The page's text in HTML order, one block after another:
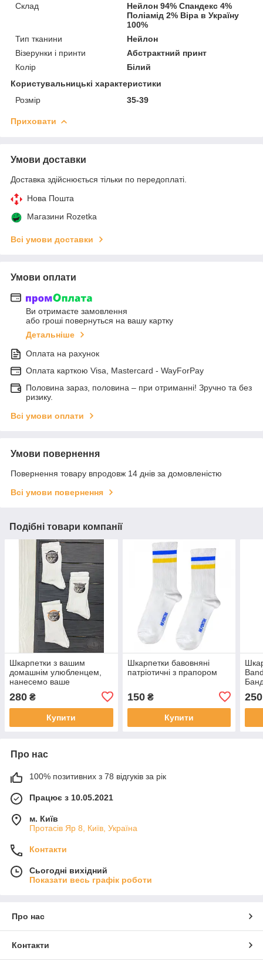
Склад
Нейлон 94% Спандекс 4%
Поліамід 2% Віра в Україну
100%
Тип тканини
Нейлон
Візерунки і принти
Абстрактний принт
Колір
Білий
Користувальницькі характеристики
Розмір
35-39
Приховати
Умови доставки
Доставка здійснюється тільки по передоплаті.
Нова Пошта
Магазини Rozetka
Всі умови доставки
Умови оплати
Ви отримаєте замовлення
або гроші повернуться на вашу картку
Детальніше
Оплата на рахунок
Оплата карткою Visa, Mastercard - WayForPay
Половина зараз, половина – при отриманні! Зручно та без
ризику.
Всі умови оплати
Умови повернення
Повернення товару впродовж 14 днів за домовленістю
Всі умови повернення
Подібні товари компанії
Шкарпетки з вашим
домашнім улюбленцем,
нанесемо ваше
280 ₴
Купити
Шкарпетки бавовняні
патріотичні з прапором
150₴
Купити
250
Про нас
100% позитивних з 78 відгуків за рік
Працює з 10.05.2021
м. Київ
Протасів Яр 8, Київ, Україна
Контакти
Сьогодні вихідний
Показати весь графік роботи
Про нас
Контакти